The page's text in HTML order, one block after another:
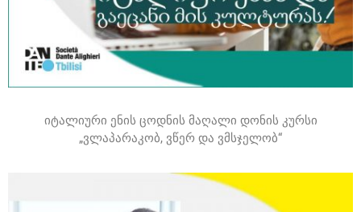
იტალიური ენის ცოდნის მაღალი დონის კურსი
„ვლაპარაკობ, ვწერ და ვმსჯელობ“